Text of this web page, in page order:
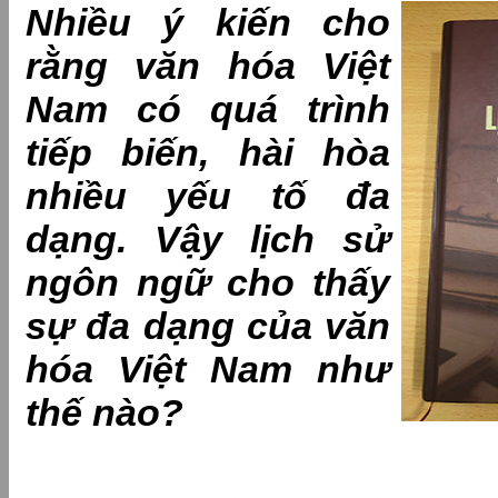
Nhiều ý kiến cho
rằng văn hóa Việt
Nam có quá trình
tiếp biến, hài hòa
nhiều yếu tố đa
dạng. Vậy lịch sử
ngôn ngữ cho thấy
sự đa dạng của văn
hóa Việt Nam như
thế nào?